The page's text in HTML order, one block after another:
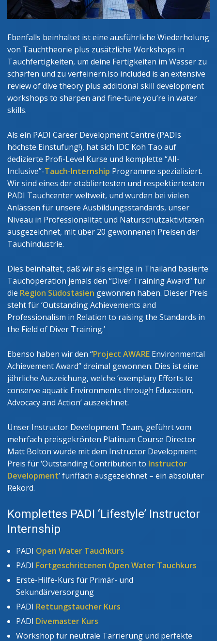
Ebenfalls beinhaltet ist eine ausführliche Wiederholung
von Tauchtheorie plus zusätzliche Workshops in
Tauchfertigkeiten, um deine Fertigkeiten im Wasser zu
schärfen und zu verfeinern.lso included is an extensive
review of dive theory plus additional skill development
workshops to sharpen and fine-tune you’re in water
skills.
Als ein PADI Career Development Centre (PADIs
höchste Einstufung!), hat sich IDC Koh Tao auf
dedizierte Profi-Level Kurse und komplette “All-
Inclusive”-Tauch-Internship Programme spezialisiert.
Wir sind eines der etabliertesten und respektiertesten
PADI Tauchcenter weltweit, und wurden bei vielen
Anlässen für unsere Ausbildungsstandards, unser
Niveau in Professionalität und Naturschutzaktivitäten
ausgezeichnet, mit über 20 gewonnenen Preisen der
Tauchindustrie.
Dies beinhaltet, daß wir als einzige in Thailand basierte
Tauchoperation jemals den “Diver Training Award” für
die Region Südostasien gewonnen haben. Dieser Preis
steht für ‘Outstanding Achievements and
Professionalism in Relation to raising the Standards in
the Field of Diver Training.’
Ebenso haben wir den “Project AWARE Environmental
Achievement Award” dreimal gewonnen. Dies ist eine
jährliche Auszeichung, welche ‘exemplary Efforts to
conserve aquatic Environments through Education,
Advocacy and Action’ auszeichnet.
Unser Instructor Development Team, geführt vom
mehrfach preisgekrönten Platinum Course Director
Matt Bolton wurde mit dem Instructor Development
Preis für ‘Outstanding Contribution to Instructor
Development’ fünffach ausgezeichnet – ein absoluter
Rekord.
Komplettes PADI ‘Lifestyle’ Instructor
Internship
PADI Open Water Tauchkurs
PADI Fortgeschrittenen Open Water Tauchkurs
Erste-Hilfe-Kurs für Primär- und
Sekundärversorgung
PADI Rettungstaucher Kurs
PADI Divemaster Kurs
Workshop für neutrale Tarrierung und perfekte